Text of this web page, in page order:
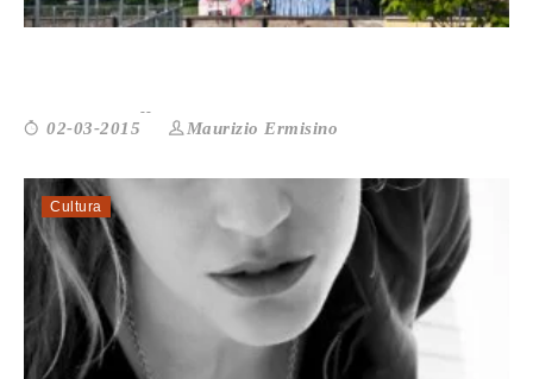
L’ARTE FIORISCE A SAN BASILIO
02-03-2015 Maurizio Ermisino
Cultura